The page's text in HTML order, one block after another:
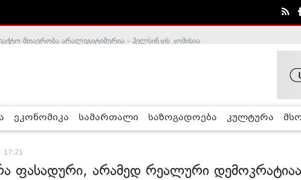
ეკონომიკა სამართალი საზოგადოება კულტურა
17:21
ფასადური, არამედ რეალური